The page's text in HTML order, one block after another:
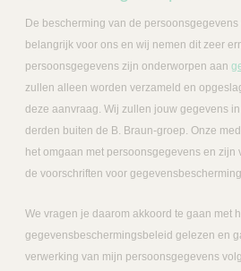
De bescherming van de
belangrijk voor ons en wij nemen dit zeer
persoonsgegevens zijn onderworpen aan
zullen alleen worden verzameld en
deze aanvraag. Wij zullen jouw gegevens
derden buiten de B. Braun-groep. Onze
het omgaan met persoonsgegevens en zijn
de voorschriften voor
We vragen je daarom akkoord te gaan met
gegevensbeschermingsbeleid gelezen en
verwerking van mijn persoonsgegevens